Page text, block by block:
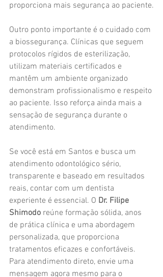
proporciona mais segurança ao paciente.
Outro ponto importante é o cuidado com
a biossegurança. Clínicas que seguem
protocolos rígidos de esterilização,
utilizam materiais certificados e
mantêm um ambiente organizado
demonstram profissionalismo e respeito
ao paciente. Isso reforça ainda mais a
sensação de segurança durante o
atendimento.
Se você está em Santos e busca um
atendimento odontológico sério,
transparente e baseado em resultados
reais, contar com um dentista
experiente é essencial. O Dr. Filipe
Shimodo reúne formação sólida, anos
de prática clínica e uma abordagem
personalizada, que proporciona
tratamentos eficazes e confortáveis.
Para atendimento direto, envie uma
mensagem agora mesmo para o